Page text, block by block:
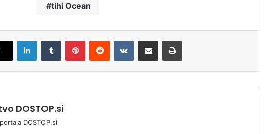
tihi Ocean
DOSTOP.si
DOSTOP.si
naključje, opozarjajo znanstveniki
Z dna slovenskega morja
odstranili 250 kilogramov